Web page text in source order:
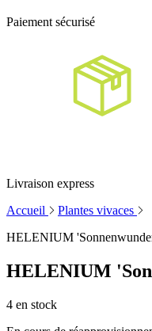
Paiement sécurisé
Livraison express
Accueil
Plantes vivaces
HELENIUM
HELENIUM
4 en stock